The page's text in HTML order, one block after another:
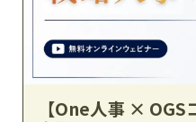
【One人事 × OGS